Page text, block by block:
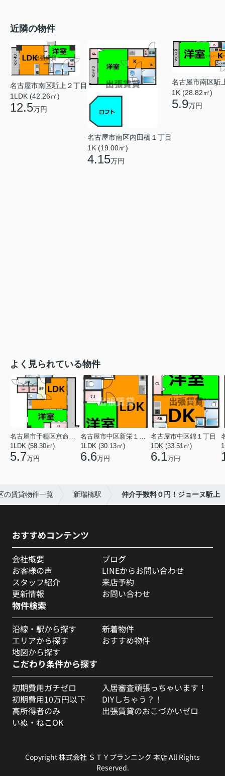
近隣の物件
名古屋市南区駈上２丁目
1LDK (42.26㎡)
12.5万円
名古屋市南区内田橋１丁目
1K (19.00㎡)
4.15万円
名古屋市南区駈
1K (28.82㎡)
5.9万円
よく見られている物件
名古屋市千種区京命１丁目
1LDK (58.30㎡)
5.7万円
名古屋市中区新栄１丁目
1LDK (30.13㎡)
6.6万円
名古屋市中区錦１丁目
1DK (33.51㎡)
6.1万円
の賃貸物件一覧 新瑞橋駅 仲介手数料０円！ジョーヌ駈上
おすすめコンテンツ
会社概要
お客様の声
スタッフ紹介
更新情報
ブログ
LINEからお問い合わせ
来店予約
お問い合わせ
物件検索
沿線・駅から探す
エリアから探す
地図から探す
新着物件
おすすめ物件
こだわり条件から探す
初期費用ガチゼロ
初期費用10万円以下
高所得者のみ
いぬ・ねこOK
入居審査頑張っちゃいます！
DIYしちゃう？！
出張賃貸のおこづかいゼロ
Copyright 株式会社 ＳＴＹプランニング 本店 All Rights
Reserved.